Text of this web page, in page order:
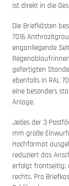
ist direkt in die
Die Briefkästen
7016
enganliegende
gefertigten
ebenfalls in RAL
eine besonders
Anlage.
Jedes der 3
mm große
Hochformat
reduziert das
erfolgt frontseitig;
rechts. Pro